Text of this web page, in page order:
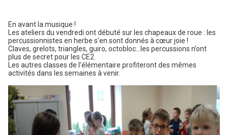
En avant la musique !
Les ateliers du vendredi ont débuté sur les chapeaux de roue : les
percussionnistes en herbe s’en sont donnés à cœurjoie !
Claves, grelots, triangles, guiro, octobloc …les percussions n’ont
plus de secret pour les CE2.
Les autres classes de l’élémentaire profiteront des mêmes
activités dans les semaines à venir.